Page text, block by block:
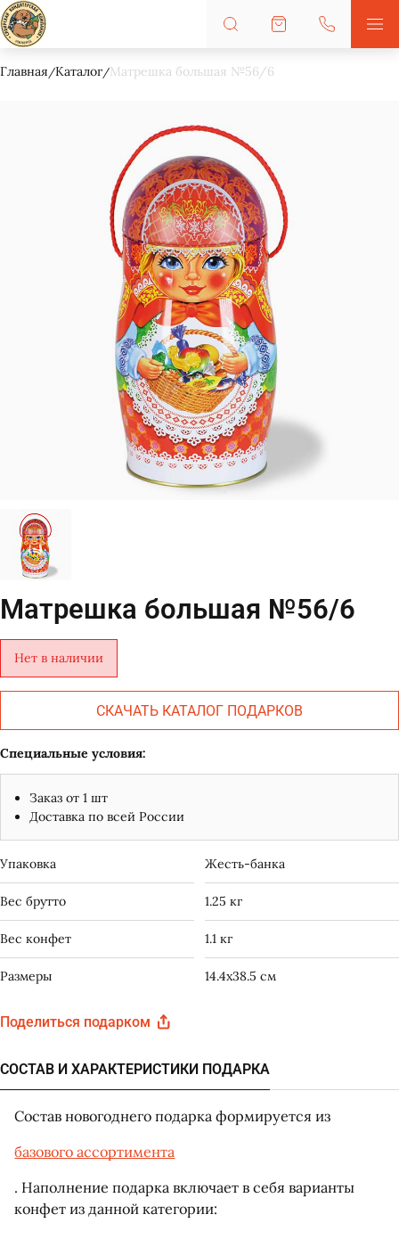
Главная Каталог Матрешка большая №56/6
Матрешка большая №56/6
Нет в наличии
СКАЧАТЬ КАТАЛОГ ПОДАРКОВ
Специальные условия:
Заказ от 1 шт
Доставка по всей России
Упаковка Жесть-банка
Вес брутто 1.25 кг
Вес конфет 1.1 кг
Размеры 14.4x38.5 см
Поделиться подарком
СОСТАВ И ХАРАКТЕРИСТИКИ ПОДАРКА
Состав новогоднего подарка формируется из
базового ассортимента
. Наполнение подарка включает в себя варианты
конфет из данной категории: